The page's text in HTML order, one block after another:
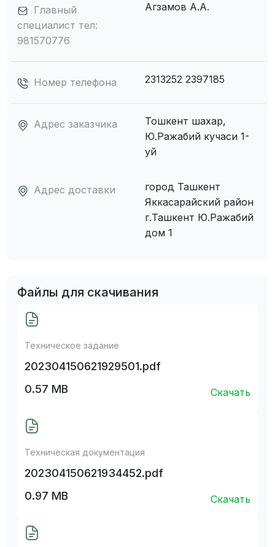
Главный
специалист тел:
981570776
Агзамов А.А.
Номер телефона 2313252 2397185
Адрес заказчика
Тошкент шахар,
Ю.Ражабий кучаси 1-
уй
Адрес доставки
город Ташкент
Яккасарайский район
г.Ташкент Ю.Ражабий
дом 1
Файлы для скачивания
Техническое задание
202304150621929501.pdf
0.57 MB
Скачать
Техническая документация
202304150621934452.pdf
0.97 MB
Скачать